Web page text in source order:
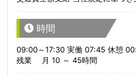
時間
09:00～17:30 実働 07:45 休憩
残業 月 10 ～ 45時間